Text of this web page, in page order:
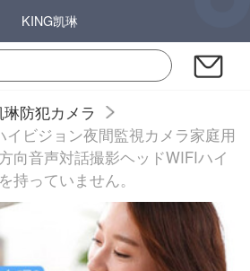
KING凯琳
防犯カメラ
ビジョン夜間監視カメラ家庭用
向音声対話撮影ヘッドWIFIハイ
持っていません。